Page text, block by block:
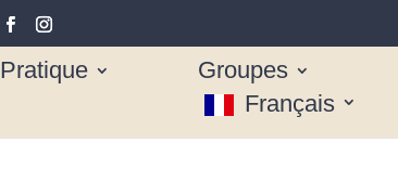
Pratique Groupes
Français